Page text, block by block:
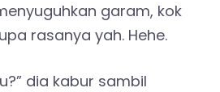
garam, kok
rasanya yah. Hehe.
dia kabur sambil